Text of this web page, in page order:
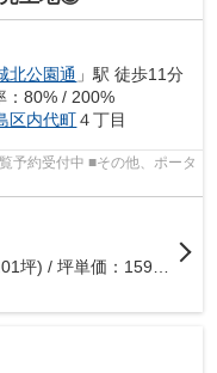
北公園通 」駅 徒歩11分
：80% / 200%
区内代町４丁目
予約受付中 ■その他、ポータ
坪) / 坪単価： 159.91 万円